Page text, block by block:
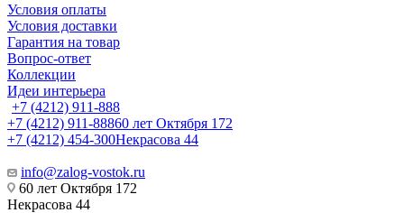
Условия оплаты
Условия доставки
Гарантия на товар
Вопрос-ответ
Коллекции
Идеи интерьера
+7 (4212) 911-888
+7 (4212) 911-88860 лет Октября 172
+7 (4212) 454-300Некрасова 44
info@zalog-vostok.ru
60 лет Октября 172
Некрасова 44